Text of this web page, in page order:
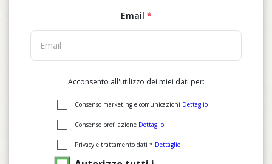
Email *
Acconsento all'utilizzo dei miei dati per:
Consenso marketing e comunicazioni Dettaglio
Consenso profilazione Dettaglio
Privacy e trattamento dati * Dettaglio